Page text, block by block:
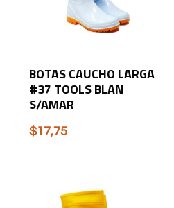
BOTAS CAUCHO LARGA
#37 TOOLS BLAN
S/AMAR
$17,75